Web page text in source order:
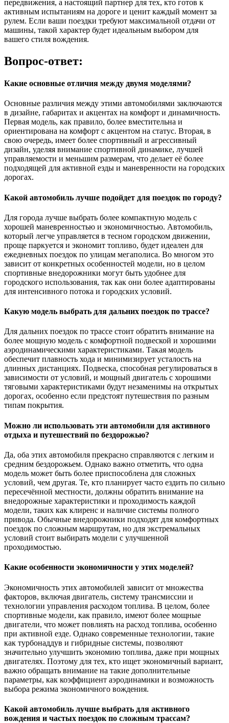
передвижения, а настоящий партнер для тех, кто готов к
активным испытаниям на дороге и ценит каждый момент за
рулем. Если ваши поездки требуют максимальной отдачи от
машины, такой характер будет идеальным выбором для
вашего стиля вождения.
Вопрос-ответ:
Какие основные отличия между двумя моделями?
Основные различия между этими автомобилями заключаются
в дизайне, габаритах и акцентах на комфорт и динамичность.
Первая модель, как правило, более вместительна и
ориентирована на комфорт с акцентом на статус. Вторая, в
свою очередь, имеет более спортивный и агрессивный
дизайн, уделяя внимание спортивной динамике, лучшей
управляемости и меньшим размерам, что делает её более
подходящей для активной езды и маневренности на городских
дорогах.
Какой автомобиль лучше подойдет для поездок по городу?
Для города лучше выбрать более компактную модель с
хорошей маневренностью и экономичностью. Автомобиль,
который легче управляется в тесном городском движении,
проще паркуется и экономит топливо, будет идеален для
ежедневных поездок по улицам мегаполиса. Во многом это
зависит от конкретных особенностей модели, но в целом
спортивные внедорожники могут быть удобнее для
городского использования, так как они более адаптированы
для интенсивного потока и городских условий.
Какую модель выбрать для дальних поездок по трассе?
Для дальних поездок по трассе стоит обратить внимание на
более мощную модель с комфортной подвеской и хорошими
аэродинамическими характеристиками. Такая модель
обеспечит плавность хода и минимизирует усталость на
длинных дистанциях. Подвеска, способная регулироваться в
зависимости от условий, и мощный двигатель с хорошими
тяговыми характеристиками будут незаменимы на открытых
дорогах, особенно если предстоят путешествия по разным
типам покрытия.
Можно ли использовать эти автомобили для активного
отдыха и путешествий по бездорожью?
Да, оба этих автомобиля прекрасно справляются с легким и
средним бездорожьем. Однако важно отметить, что одна
модель может быть более приспособлена для сложных
условий, чем другая. Те, кто планирует часто ездить по сильно
пересечённой местности, должны обратить внимание на
внедорожные характеристики и проходимость каждой
модели, таких как клиренс и наличие системы полного
привода. Обычные внедорожники подходят для комфортных
поездок по сложным маршрутам, но для экстремальных
условий стоит выбирать модели с улучшенной
проходимостью.
Какие особенности экономичности у этих моделей?
Экономичность этих автомобилей зависит от множества
факторов, включая двигатель, систему трансмиссии и
технологии управления расходом топлива. В целом, более
спортивные модели, как правило, имеют более мощные
двигатели, что может повлиять на расход топлива, особенно
при активной езде. Однако современные технологии, такие
как турбонаддув и гибридные системы, позволяют
значительно улучшить экономию топлива, даже при мощных
двигателях. Поэтому для тех, кто ищет экономичный вариант,
важно обращать внимание на такие дополнительные
параметры, как коэффициент аэродинамики и возможность
выбора режима экономичного вождения.
Какой автомобиль лучше выбрать для активного
вождения и частых поездок по сложным трассам?